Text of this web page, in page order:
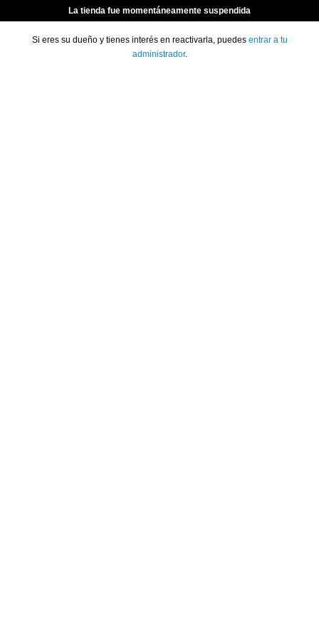
La tienda fue momentáneamente suspendida
Si eres su dueño y tienes interés en reactivarla, puedes entrar a tu
administrador.